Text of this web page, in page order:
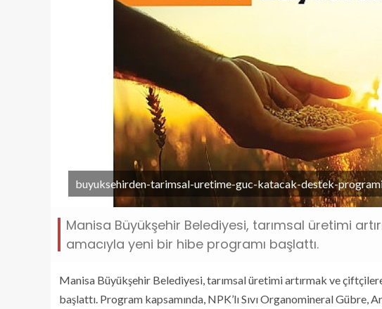
buyuksehirden-tarimsal-uretime-guc-katacak-destek-
Manisa Büyükşehir Belediyesi, tarımsal üretimi
amacıyla yeni bir hibe programı başlattı.
Manisa Büyükşehir Belediyesi, tarımsal üretimi artırmak ve
başlattı. Program kapsamında, NPK’lı Sıvı Organomineral Gübre,